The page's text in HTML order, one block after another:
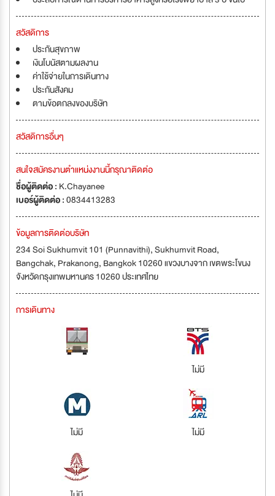
สวัสดิการ
ประกันสุขภาพ
เงินโบนัสตามผลงาน
ค่าใช้จ่ายในการเดินทาง
ประกันสังคม
ตามข้อตกลงของบริษัท
สวัสดิการอื่นๆ
สนใจสมัครงานตำแหน่งงานนี้กรุณาติดต่อ
ชื่อผู้ติดต่อ : K.Chayanee
เบอร์ผู้ติดต่อ :0834413283
ข้อมูลการติดต่อบริษัท
234 Soi Sukhumvit 101 (Punnavithi), Sukhumvit Road,
Bangchak, Prakanong, Bangkok 10260 แขวงบางจาก เขตพระโขนง
จังหวัดกรุงเทพมหานคร 10260 ประเทศไทย
การเดินทาง
ไม่มี
ไม่มี ไม่มี